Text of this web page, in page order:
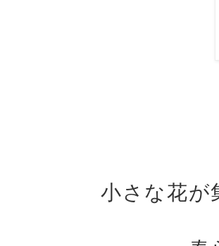
小さな花が